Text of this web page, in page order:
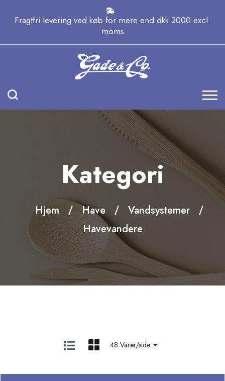
Fragtfri levering ved køb for mere end dkk 2000 excl.
moms
Kategori
Hjem Have
Vandsystemer
Havevandere
48 Varer/side